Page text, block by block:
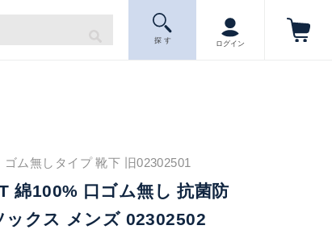
探 す ログイン
ム無しタイプ 靴下 旧02302501
綿100% 口ゴム無し 抗菌防
ックス メンズ 02302502